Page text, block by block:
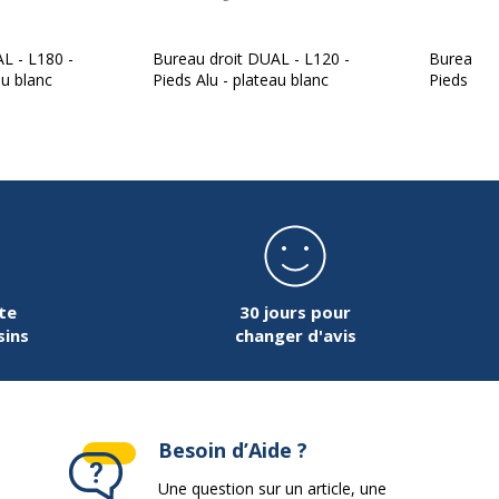
Panneau de particules
Mélaminé
- L180 -
blanc
Bureau droit DUAL - L120 -
Pieds Alu - plateau blanc
Bureau
Pieds
30 jours pour
changer d'avis
Besoin d’Aide ?
Une question sur un article, une